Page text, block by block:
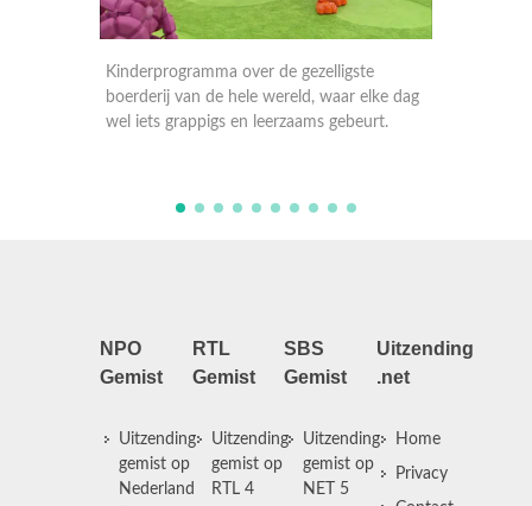
Kinderprogramma over de gezelligste
boerderij van de hele wereld, waar elke dag
NPO
Gemist
Uitzending
gemist op
Nederland
RTL
Gemist
Uitzending
gemist op
RTL 4
SBS
Gemist
Uitzending
gemist op
NET 5
Uitzending
.net
Home
Privacy